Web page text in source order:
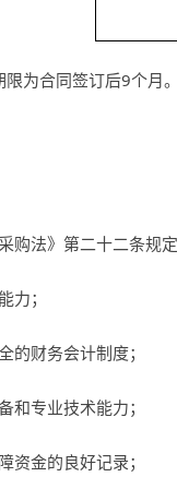
限为合同签订后9个月。
购法》第二十二条规定
力；
的财务会计制度；
和专业技术能力；
资金的良好记录；